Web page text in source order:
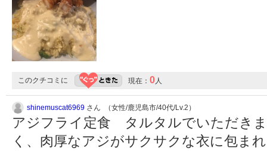
このクチコミに 現在： 0人
shinemuscat6969 さん （女性/鹿児島市/40代/Lv.2）
アジフライ定食 タルタルでいただき
く、肉厚なアジがサクサクな衣に包ま